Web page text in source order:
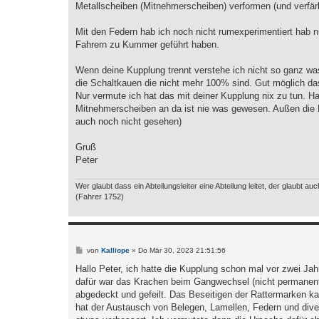
Metallscheiben (Mitnehmerscheiben) verformen (und
Mit den Federn hab ich noch nicht rumexperimentiert
Fahrern zu Kummer geführt haben.
Wenn deine Kupplung trennt verstehe ich nicht so ganz
die Schaltkauen die nicht mehr 100% sind. Gut möglich
Nur vermute ich hat das mit deiner Kupplung nix zu tun.
Mitnehmerscheiben an da ist nie was gewesen. Außen
auch noch nicht gesehen)
Gruß
Peter
Wer glaubt dass ein Abteilungsleiter eine Abteilung leitet, der glaubt
(Fahrer 1752)
B
i
r
a
g
von Kalliope» Do Mär 30, 2023 21:51:56
Hallo Peter, ich hatte die Kupplung schon mal vor zwei
dafür war das Krachen beim Gangwechsel (nicht
abgedeckt und gefeilt. Das Beseitigen der Rattermarken
hat der Austausch von Belegen, Lamellen, Federn und